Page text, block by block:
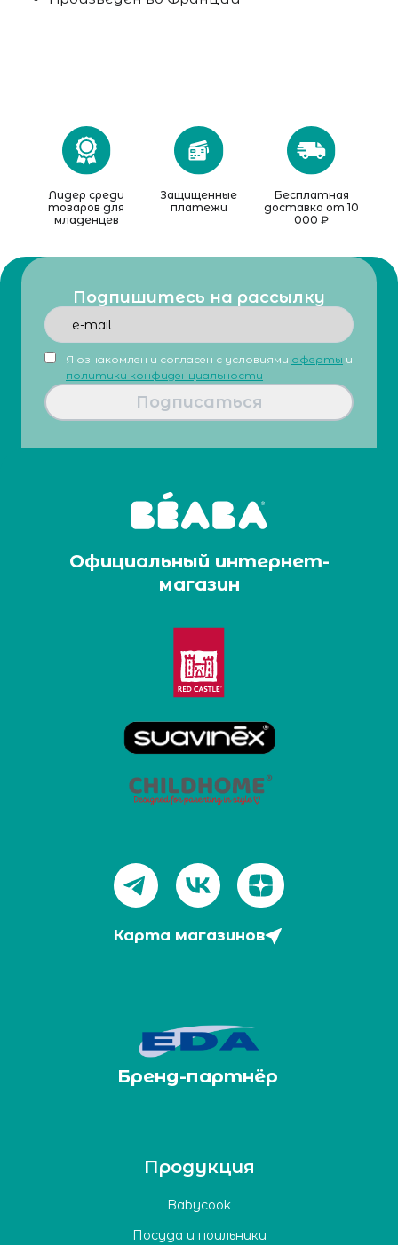
Лидер среди
товаров для
младенцев
Защищенные
платежи
Бесплатная
доставка от 10
000 ₽
Подпишитесь на рассылку
Я ознакомлен и согласен с условиями оферты и
политики конфиденциальности
Подписаться
Официальный интернет-
магазин
Карта магазинов
Бренд-партнёр
Продукция
Babycook
Посуда и поильники